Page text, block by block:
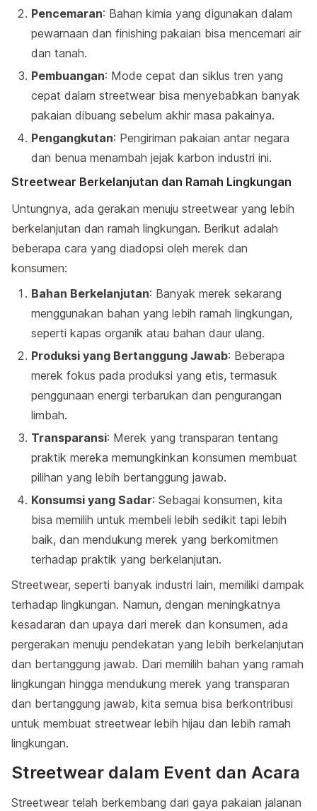
Pencemaran: Bahan kimia yang digunakan dalam
pewarnaan dan finishing pakaian bisa mencemari air
dan tanah.
Pembuangan: Mode cepat dan siklus tren yang
cepat dalam streetwear bisa menyebabkan banyak
pakaian dibuang sebelum akhir masa pakainya.
Pengangkutan: Pengiriman pakaian antar negara
dan benua menambah jejak karbon industri ini.
Streetwear Berkelanjutan dan Ramah Lingkungan
Untungnya, ada gerakan menuju streetwear yang lebih
berkelanjutan dan ramah lingkungan. Berikut adalah
beberapa cara yang diadopsi oleh merek dan
konsumen:
Bahan Berkelanjutan: Banyak merek sekarang
menggunakan bahan yang lebih ramah lingkungan,
seperti kapas organik atau bahan daur ulang.
Produksi yang Bertanggung Jawab: Beberapa
merek fokus pada produksi yang etis, termasuk
penggunaan energi terbarukan dan pengurangan
limbah.
Transparansi: Merek yang transparan tentang
praktik mereka memungkinkan konsumen membuat
pilihan yang lebih bertanggung jawab.
Konsumsi yang Sadar: Sebagai konsumen, kita
bisa memilih untuk membeli lebih sedikit tapi lebih
baik, dan mendukung merek yang berkomitmen
terhadap praktik yang berkelanjutan.
Streetwear, seperti banyak industri lain, memiliki dampak
terhadap lingkungan. Namun, dengan meningkatnya
kesadaran dan upaya dari merek dan konsumen, ada
pergerakan menuju pendekatan yang lebih berkelanjutan
dan bertanggung jawab. Dari memilih bahan yang ramah
lingkungan hingga mendukung merek yang transparan
dan bertanggung jawab, kita semua bisa berkontribusi
untuk membuat streetwear lebih hijau dan lebih ramah
lingkungan.
Streetwear dalam Event dan Acara
Streetwear telah berkembang dari gaya pakaian jalanan